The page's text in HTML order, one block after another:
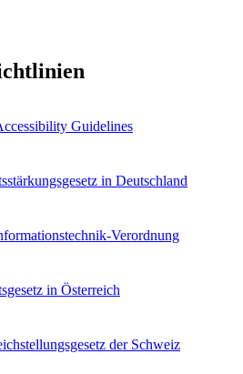
Guidelines
in Deutschland
Verordnung
in Österreich
der Schweiz